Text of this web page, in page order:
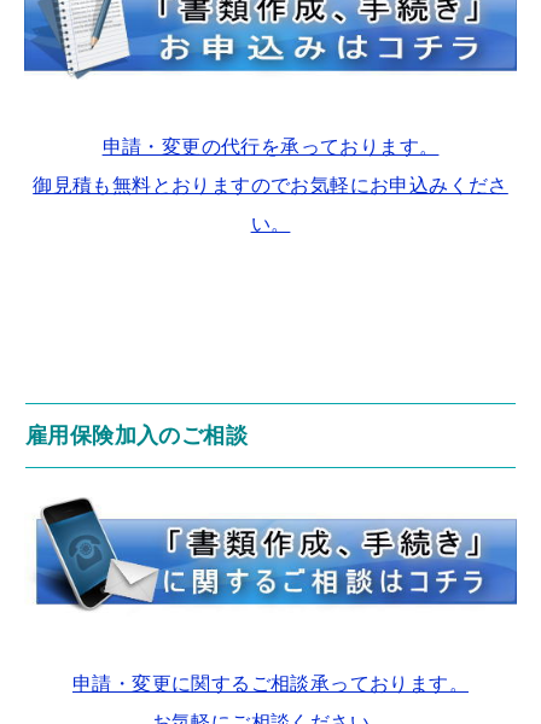
申請・変更の代行を承っております。
御見積も無料とおりますのでお気軽にお申込みくださ
い。
雇用保険加入のご相談
申請・変更に関するご相談承っております。